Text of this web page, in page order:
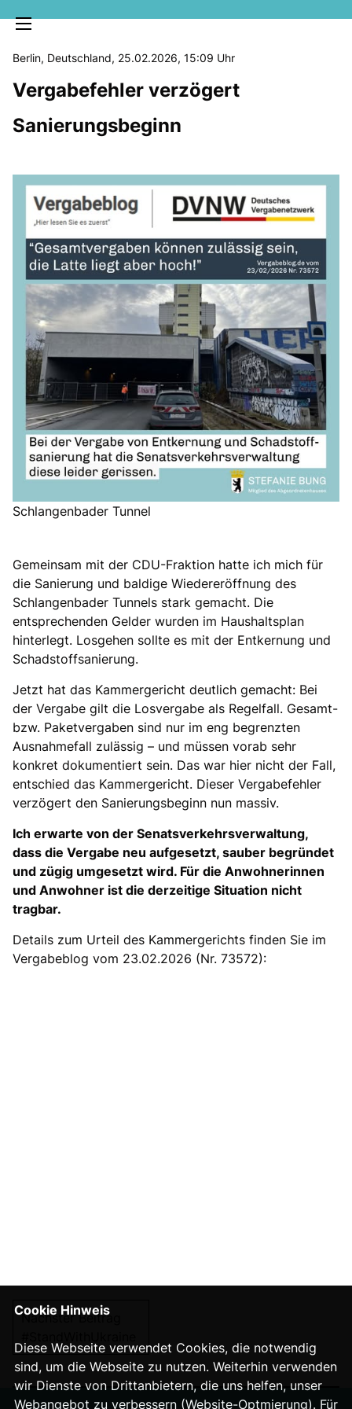
MELDUNGEN
KLARTEXT
Berlin, Deutschland, 25.02.2026, 15:09 Uhr
Vergabefehler verzögert
Sanierungsbeginn
Gemeinsam mit der CDU-Fraktion hatte ich mich für
die Sanierung und baldige Wiedereröffnung des
Schlangenbader Tunnels stark gemacht. Die
entsprechenden Gelder wurden im Haushaltsplan
hinterlegt. Losgehen sollte es mit der Entkernung und
Schadstoffsanierung.
Jetzt hat das Kammergericht deutlich gemacht: Bei
der Vergabe gilt die Losvergabe als Regelfall. Gesamt-
bzw. Paketvergaben sind nur im eng begrenzten
Ausnahmefall zulässig – und müssen vorab sehr
konkret dokumentiert sein. Das war hier nicht der Fall,
entschied das Kammergericht. Dieser Vergabefehler
verzögert den Sanierungsbeginn nun massiv.
Ich erwarte von der Senatsverkehrsverwaltung,
dass die Vergabe neu aufgesetzt, sauber begründet
und zügig umgesetzt wird. Für die Anwohnerinnen
und Anwohner ist die derzeitige Situation nicht
tragbar.
Details zum Urteil des Kammergerichts finden Sie im
Vergabeblog vom 23.02.2026 (Nr. 73572):
Nächster Beitrag
Schlangenbader Tunnel
Cookie Hinweis
Diese Webseite verwendet Cookies, die notwendig
sind, um die Webseite zu nutzen. Weiterhin verwenden
wir Dienste von Drittanbietern, die uns helfen, unser
Webangebot zu verbessern (Website-Optmierung). Für